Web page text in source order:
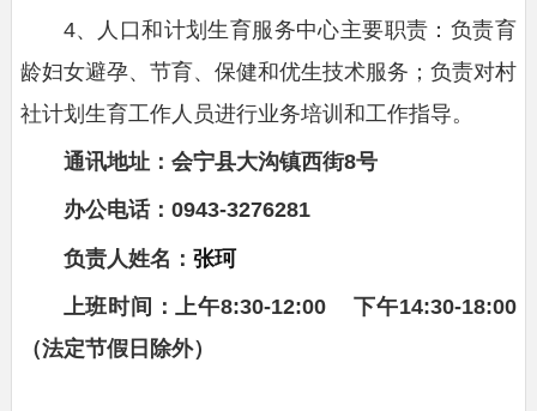
4、人口和计划生育服务中心主要职责：负责育
龄妇女避孕、节育、保健和优生技术服务；负责对村
社计划生育工作人员进行业务培训和工作指导。
通讯地址：会宁县大沟镇西街8号
办公电话：0943-3276281
负责人姓名： 张珂
上班时间：上午8:30-12:00 下午14:30-18:00
（法定节假日除外）